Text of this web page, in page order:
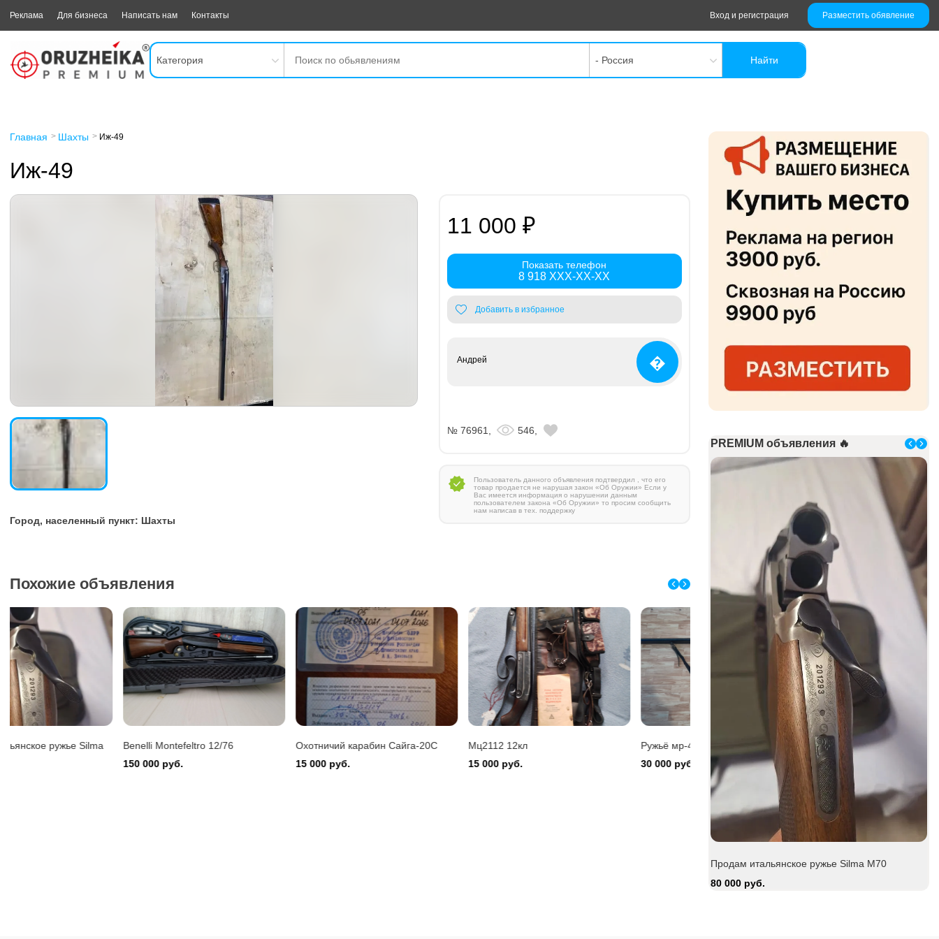
Реклама Для бизнеса Написать нам Контакты Вход и регистрация Разместить обявление
Категория - Россия Найти
Главная Шахты Иж-49
Иж-49
Город, населенный пункт: Шахты
11 000 ₽
Показать телефон
8 918 XXX-XX-XX
Добавить в избранное
Андрей �
№ 76961, 546,
Пользователь данного объявления подтвердил , что его
товар продается не нарушая закон «Об Оружии» Если у
Вас имеется информация о нарушении данным
пользователем закона «Об Оружии» то просим сообщить
нам написав в тех. поддержку
Похожие объявления
Benelli Montefeltro 12/76
Охотничий карабин Сайга-20С
15 000 руб.
Мц2112 12кл
Zauer 303. 300 Win Mag
380 000 руб.
Продам
PREMIUM объявления 🔥
Benelli Montefeltro 12/76
150 000 руб.
Продам итальянское ружье Silma M70
80 000 руб.